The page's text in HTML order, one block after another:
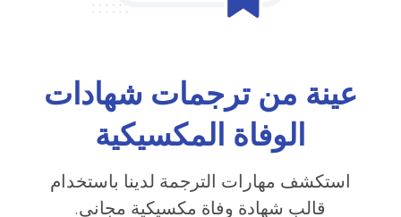
عينة من ترجمات شهادات
الوفاة المكسيكية
استكشف مهارات الترجمة لدينا باستخدام
قالب شهادة وفاة مكسيكية مجاني.